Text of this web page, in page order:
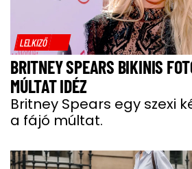
LELKIZŐ
BRITNEY SPEARS BIKINIS
MÚLTAT IDÉZ
Britney Spears egy szexi
a fájó múltat.